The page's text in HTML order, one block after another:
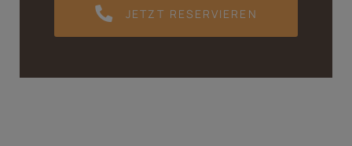
JETZT RESERVIEREN